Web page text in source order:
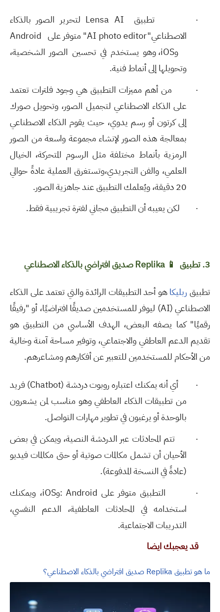
· تطبيق Lensa AI لتحرير الصور بالذكاء
الاصطناعي"AI photo editor" متوفر على Android
وiOS، وهو يستخدم في تحسين الصور الشخصية،
وتحويلها إلى أنماط فنية.
·
من أهم مميزات التطبيق هي وجود فلترات تعتمد
على الذكاء الاصطناعي لتجميل الصور، وتحويل صورك
إلى كرتون أو رسم يدوي، حيث يقوم الذكاء الاصطناعي
بمعالجة هذه الصور لإنشاء مجموعة واسعة من الصور
الرمزية بأنماط مختلفة مثل الرسوم المتحركة، الخيال
العلمي، والفن التجريدي،وتستغرق العملية عادةً حوالي
20 دقيقة، ويُعلمك التطبيق عند جاهزية الصور
.
·
لكن يعيبه أن التطبيق مجاني لفترة تجريبية فقط.
3. تطبيق 📱
Replikaصديق افتراضي بالذكاء الاصطناعي
تطبيق ربليكاهو أحد التطبيقات الرائدة والتي تعتمد على الذكاء
الاصطناعي(AI) ليوفر للمستخدمين صديقًا افتراضيًا، أو "رفيقًا
رقميًا" كما يصفه البعض، الهدف الأساسي من التطبيق هو
تقديم الدعم العاطفي والاجتماعي، وتوفير مساحة آمنة وخالية
من الأحكام للمستخدمين للتعبير عن أفكارهم ومشاعرهم.
· أي أنه يمكنك اعتباره روبوت دردشة (Chatbot)فريد
من تطبيقات الذكاء العاطفي وهو مناسب لمن يشعرون
بالوحدة أو يرغبون في تطوير مهارات التواصل.
·
تتم المحادثات عبر الدردشة النصية، ويمكن في بعض
الأحيان أن تشمل مكالمات صوتية أو حتى مكالمات فيديو
(عادةً في النسخة المدفوعة).
·
التطبيق متوفر على : AndroidوiOS، ويمكنك
استخدامه في المحادثات العاطفية، الدعم النفسي،
التدريبات الاجتماعية.
قد يعجبك ايضا
ما هو تطبيق Replika صديق افتراضي بالذكاء الاصطناعي؟